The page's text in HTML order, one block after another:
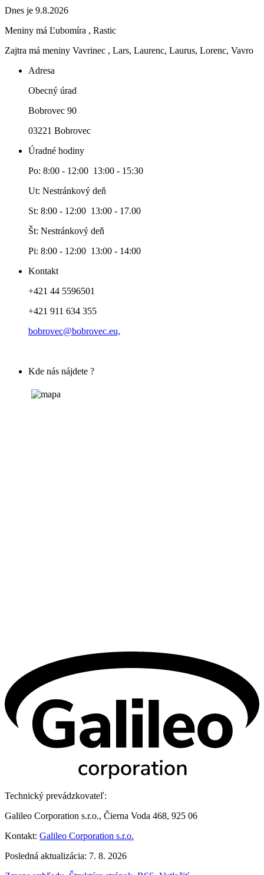
Dnes je 9.8.2026
Meniny má Ľubomíra , Rastic
Zajtra má meniny Vavrinec , Lars, Laurenc, Laurus, Lorenc, Vavro
Adresa
Obecný úrad
Bobrovec 90
03221 Bobrovec
Úradné hodiny
Po: 8:00 - 12:00 13:00 - 15:30
Ut: Nestránkový deň
St: 8:00 - 12:00 13:00 - 17.00
Št: Nestránkový deň
Pi: 8:00 - 12:00 13:00 - 14:00
Kontakt
+421 44 5596501
+421 911 634 355
bobrovec@bobrovec.eu,
Kde nás nájdete ?
Technický prevádzkovateľ:
Galileo Corporation s.r.o., Čierna Voda 468, 925 06
Kontakt: Galileo Corporation s.r.o.
Posledná aktualizácia: 7. 8. 2026